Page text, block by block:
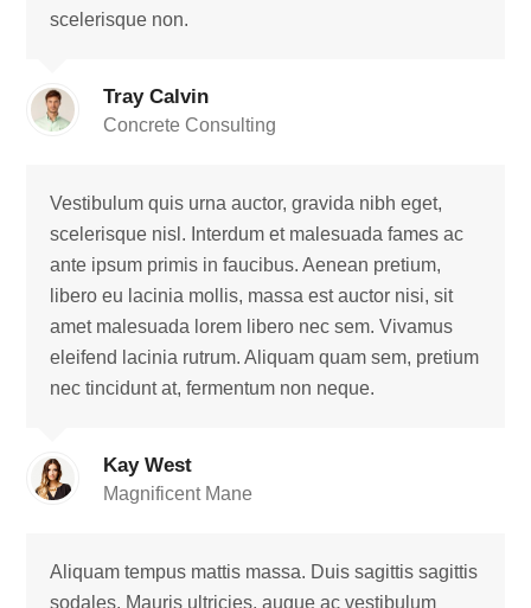
scelerisque non.
Tray Calvin
Concrete Consulting
Vestibulum quis urna auctor, gravida nibh eget,
scelerisque nisl. Interdum et malesuada fames ac
ante ipsum primis in faucibus. Aenean pretium,
libero eu lacinia mollis, massa est auctor nisi, sit
amet malesuada lorem libero nec sem. Vivamus
eleifend lacinia rutrum. Aliquam quam sem, pretium
nec tincidunt at, fermentum non neque.
Kay West
Magnificent Mane
Aliquam tempus mattis massa. Duis sagittis sagittis
sodales. Mauris ultricies, augue ac vestibulum